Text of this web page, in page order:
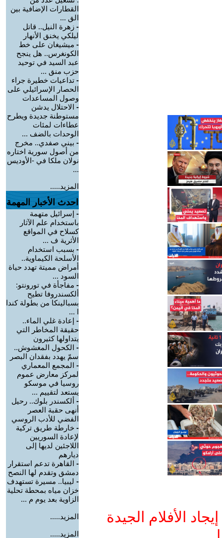
الأفلام الجيدة
القطارات الإضافية بين
الق ...
- زهرة النيل.. قاتل
ليلكي يخنق الأنهار
- ميشيغان على خط
الكونغرس.. هل ينجح
عبد السيد في توحيد
حزب منق ...
- تداعيات خطيرة جراء
الحصار الإسرائيلي على
وصول المساعدات
- الاحتلال يدشن
مستوطنة جديدة ويطرح
عطاءات لمئات
الوحدات بالضف ...
- بيني صفدي.. مخرج
من أصول سورية اختاره
نولان ملكا في -الأوديس
...
المزيد.....
احدث الأخبار المهمة
- إسرائيل متهمة
باستخدام علم الآثار
كسلاح في المواقع
الأثرية ف ...
- بسبب استخدام
الأسلحة الكيماوية..
أمراض مميتة تهدد حياة
السود ...
- مفاجأة في تورونتو:
ألكسندروفا تطيح
بسبالينكا من بطولة كندا
ا ...
- إعادة غلي الماء..
حقيقة المخاطر التي
يتداولها كثيرون
- الكحول المغشوش..
سمّ يهدد بفقدان البصر
- المجمع المعماري
لمركز معارض عموم
روسيا في موسكو
يستعد لتقييم ...
- ألكسندر بلوك.. رحيل
أنهى حقبة العصر
الفضي للأدب الروسي
- خارطة طريق تركية
لإعادة السوريين
اللاجئين لديها إلى
ديارهم
- القاهرة تدعم استقرار
دمشق وتقدم لها النصح
- ليبيا.. مسيرة تستهدف
خزان مياه بمحطة تحلية
الزاوية بعد يوم م ...
المزيد.....
المزيد.....